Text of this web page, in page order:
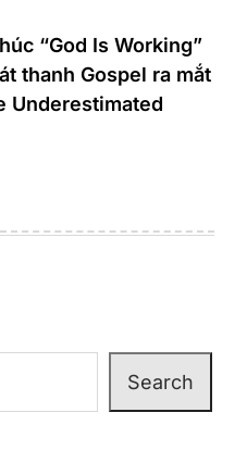
“God Is Working”
thanh Gospel ra mắt
Underestimated
Search